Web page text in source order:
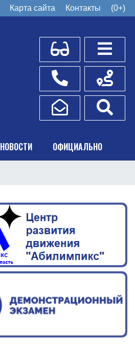
Карта сайта Контакты (0+)
Для слабовидящих
Телефоны
Написать обращение
Схема
НОВОСТИ ОФИЦИАЛЬНО